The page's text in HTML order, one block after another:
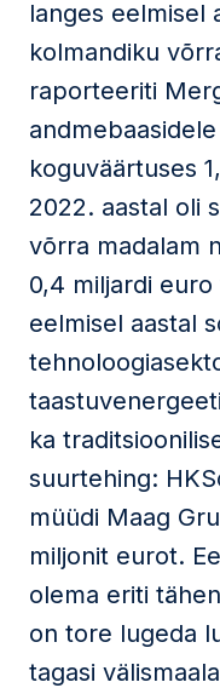
langes eelmisel
kolmandiku
raporteeriti
koguväärtuses
2022. aastal oli
võrra madalam
0,4 miljardi
eelmisel aastal
ka
suurtehing:
müüdi Maag
miljonit eurot.
olema eriti
on tore lugeda
tagasi